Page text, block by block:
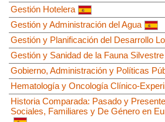
Gestión Hotelera
Gestión y Administración del Agua
Gestión y Planificación del Desarrollo
Gestión y Sanidad de la Fauna Silvestre
Gobierno, Administración y Políticas
Hematología y Oncología Clínico-
Historia Comparada: Pasado y
Sociales, Familiares y De Género en